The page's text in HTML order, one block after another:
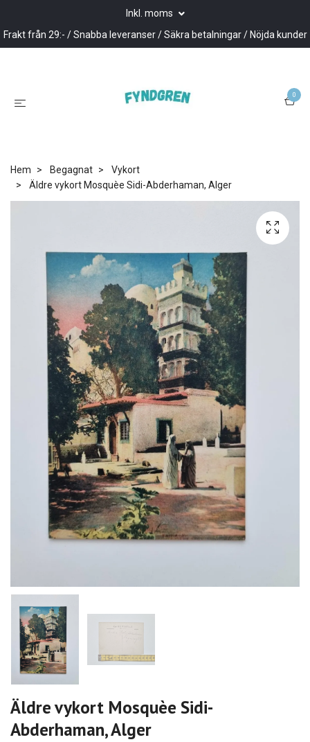
Inkl. moms
Frakt från 29:- / Snabba leveranser / Säkra betalningar / Nöjda kunder
0
Hem Begagnat
Vykort
Äldre vykort Mosquèe Sidi-Abderhaman, Alger
Äldre vykort Mosquèe Sidi-
Abderhaman, Alger